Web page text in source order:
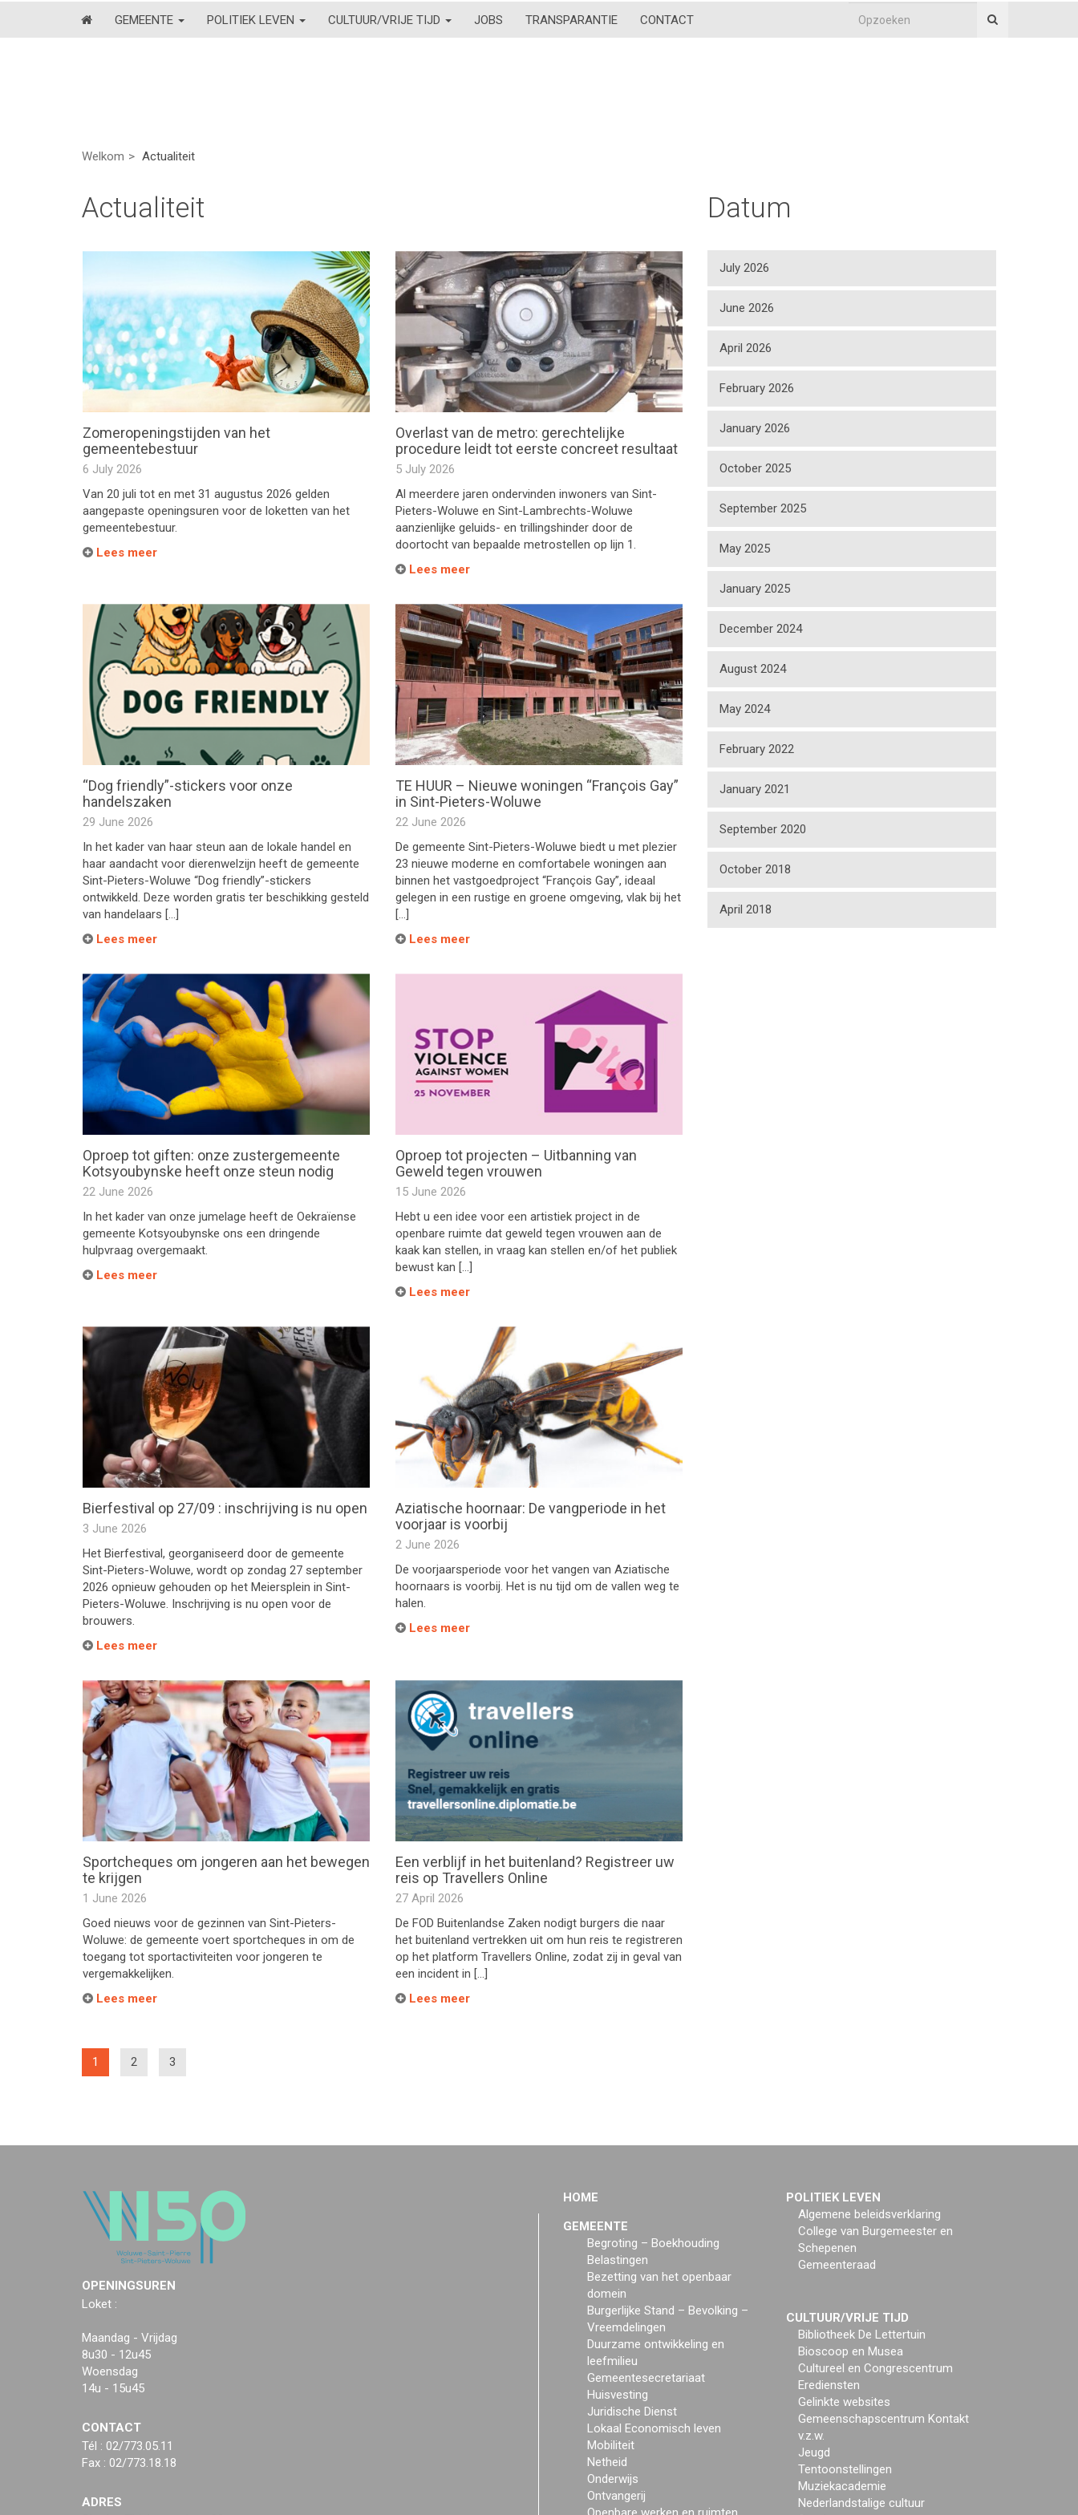
GEMEENTE POLITIEK LEVEN CULTUUR/VRIJE TIJD JOBS TRANSPARANTIE CONTACT
Welkom Actualiteit
Actualiteit
Zomeropeningstijden van het
gemeentebestuur
6 July 2026
Van 20 juli tot en met 31 augustus 2026 gelden
aangepaste openingsuren voor de loketten van het
gemeentebestuur.
Lees meer
Overlast van de metro: gerechtelijke
procedure leidt tot eerste concreet resultaat
5 July 2026
Al meerdere jaren ondervinden inwoners van Sint-
Pieters-Woluwe en Sint-Lambrechts-Woluwe
aanzienlijke geluids- en trillingshinder door de
doortocht van bepaalde metrostellen op lijn 1.
Lees meer
“Dog friendly”-stickers voor onze
handelszaken
29 June 2026
In het kader van haar steun aan de lokale handel en
haar aandacht voor dierenwelzijn heeft de gemeente
Sint-Pieters-Woluwe “Dog friendly”-stickers
ontwikkeld. Deze worden gratis ter beschikking gesteld
van handelaars […]
Lees meer
TE HUUR – Nieuwe woningen “François Gay”
in Sint-Pieters-Woluwe
22 June 2026
De gemeente Sint-Pieters-Woluwe biedt u met plezier
23 nieuwe moderne en comfortabele woningen aan
binnen het vastgoedproject “François Gay”, ideaal
gelegen in een rustige en groene omgeving, vlak bij het
[…]
Lees meer
Oproep tot giften: onze zuster­gemeente
Kotsyoubynske heeft onze steun nodig
22 June 2026
In het kader van onze jumelage heeft de Oekraïense
gemeente Kotsyoubynske ons een dringende
hulpvraag overgemaakt.
Lees meer
Oproep tot projecten – Uitbanning van
Geweld tegen vrouwen
15 June 2026
Hebt u een idee voor een artistiek project in de
openbare ruimte dat geweld tegen vrouwen aan de
kaak kan stellen, in vraag kan stellen en/of het publiek
bewust kan […]
Lees meer
Bierfestival op 27/09 : inschrijving is nu open
3 June 2026
Het Bierfestival, georganiseerd door de gemeente
Sint-Pieters-Woluwe, wordt op zondag 27 september
2026 opnieuw gehouden op het Meiersplein in Sint-
Pieters-Woluwe. Inschrijving is nu open voor de
brouwers.
Lees meer
Aziatische hoornaar: De vangperiode in het
voorjaar is voorbij
2 June 2026
De voorjaarsperiode voor het vangen van Aziatische
hoornaars is voorbij. Het is nu tijd om de vallen weg te
halen.
Lees meer
Sportcheques om jongeren aan het bewegen
te krijgen
1 June 2026
Goed nieuws voor de gezinnen van Sint-Pieters-
Woluwe: de gemeente voert sportcheques in om de
toegang tot sportactiviteiten voor jongeren te
vergemakkelijken.
Lees meer
Een verblijf in het buitenland? Registreer uw
reis op Travellers Online
27 April 2026
De FOD Buitenlandse Zaken nodigt burgers die naar
het buitenland vertrekken uit om hun reis te registreren
op het platform Travellers Online, zodat zij in geval van
een incident in […]
Lees meer
1 (current)
2 3
Datum
July 2026
June 2026
April 2026
February 2026
January 2026
October 2025
September 2025
May 2025
January 2025
December 2024
August 2024
May 2024
February 2022
January 2021
September 2020
October 2018
April 2018
OPENINGSUREN
Loket :
Maandag - Vrijdag
8u30 - 12u45
Woensdag
14u - 15u45
CONTACT
Tél : 02/773.05.11
Fax : 02/773.18.18
ADRES
HOME
GEMEENTE
Begroting – Boekhouding
Belastingen
Bezetting van het openbaar
domein
Burgerlijke Stand – Bevolking –
Vreemdelingen
Duurzame ontwikkeling en
leefmilieu
Gemeentesecretariaat
Huisvesting
Juridische Dienst
Lokaal Economisch leven
Mobiliteit
Netheid
Onderwijs
Ontvangerij
POLITIEK LEVEN
Algemene beleidsverklaring
College van Burgemeester en
Schepenen
Gemeenteraad
CULTUUR/VRIJE TIJD
Bibliotheek De Lettertuin
Bioscoop en Musea
Cultureel en Congrescentrum
Erediensten
Gelinkte websites
Gemeenschapscentrum Kontakt
v.z.w.
Jeugd
Tentoonstellingen
Muziekacademie
Nederlandstalige cultuur